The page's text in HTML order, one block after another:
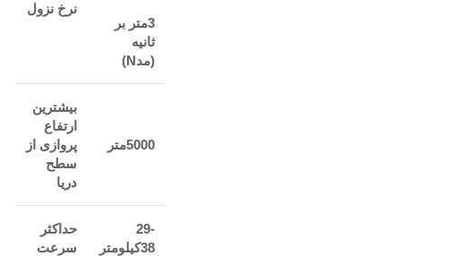
نرخ نزول
3متر بر
ثانیه
(مدN)
5000متر
بیشترین
ارتفاع
پروازی از
سطح
دریا
29-
38کیلومتر
حداکثر
سرعت